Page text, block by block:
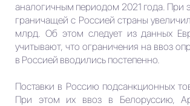
аналогичным периодом 2021 года. При
граничащей с Россией страны
млрд. Об этом следует из данных
учитывают, что ограничения на ввоз
в Россией вводились постепенно.
Поставки в Россию подсанкционных
При этом их ввоз в Белоруссию,